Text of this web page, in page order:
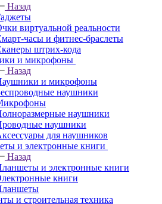
Назад
виртуальной реальности
часы и фитнес-браслеты
штрих-кода
и микрофоны
Назад
и микрофоны
наушники
наушники
наушники
для наушников
и электронные книги
Назад
и электронные книги
книги